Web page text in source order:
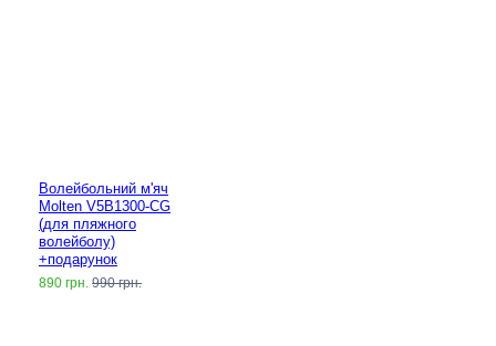
Волейбольний м'яч
Molten V5B1300-CG
(для пляжного
волейболу)
+подарунок
890 грн. 990 грн.